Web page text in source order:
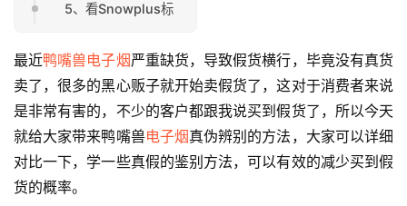
5、看Snowplus标
最近鸭嘴兽电子烟严重缺货，导致假货横行，毕竟没有真货
卖了，很多的黑心贩子就开始卖假货了，这对于消费者来说
是非常有害的，不少的客户都跟我说买到假货了，所以今天
就给大家带来鸭嘴兽电子烟真伪辨别的方法，大家可以详细
对比一下，学一些真假的鉴别方法，可以有效的减少买到假
货的概率。